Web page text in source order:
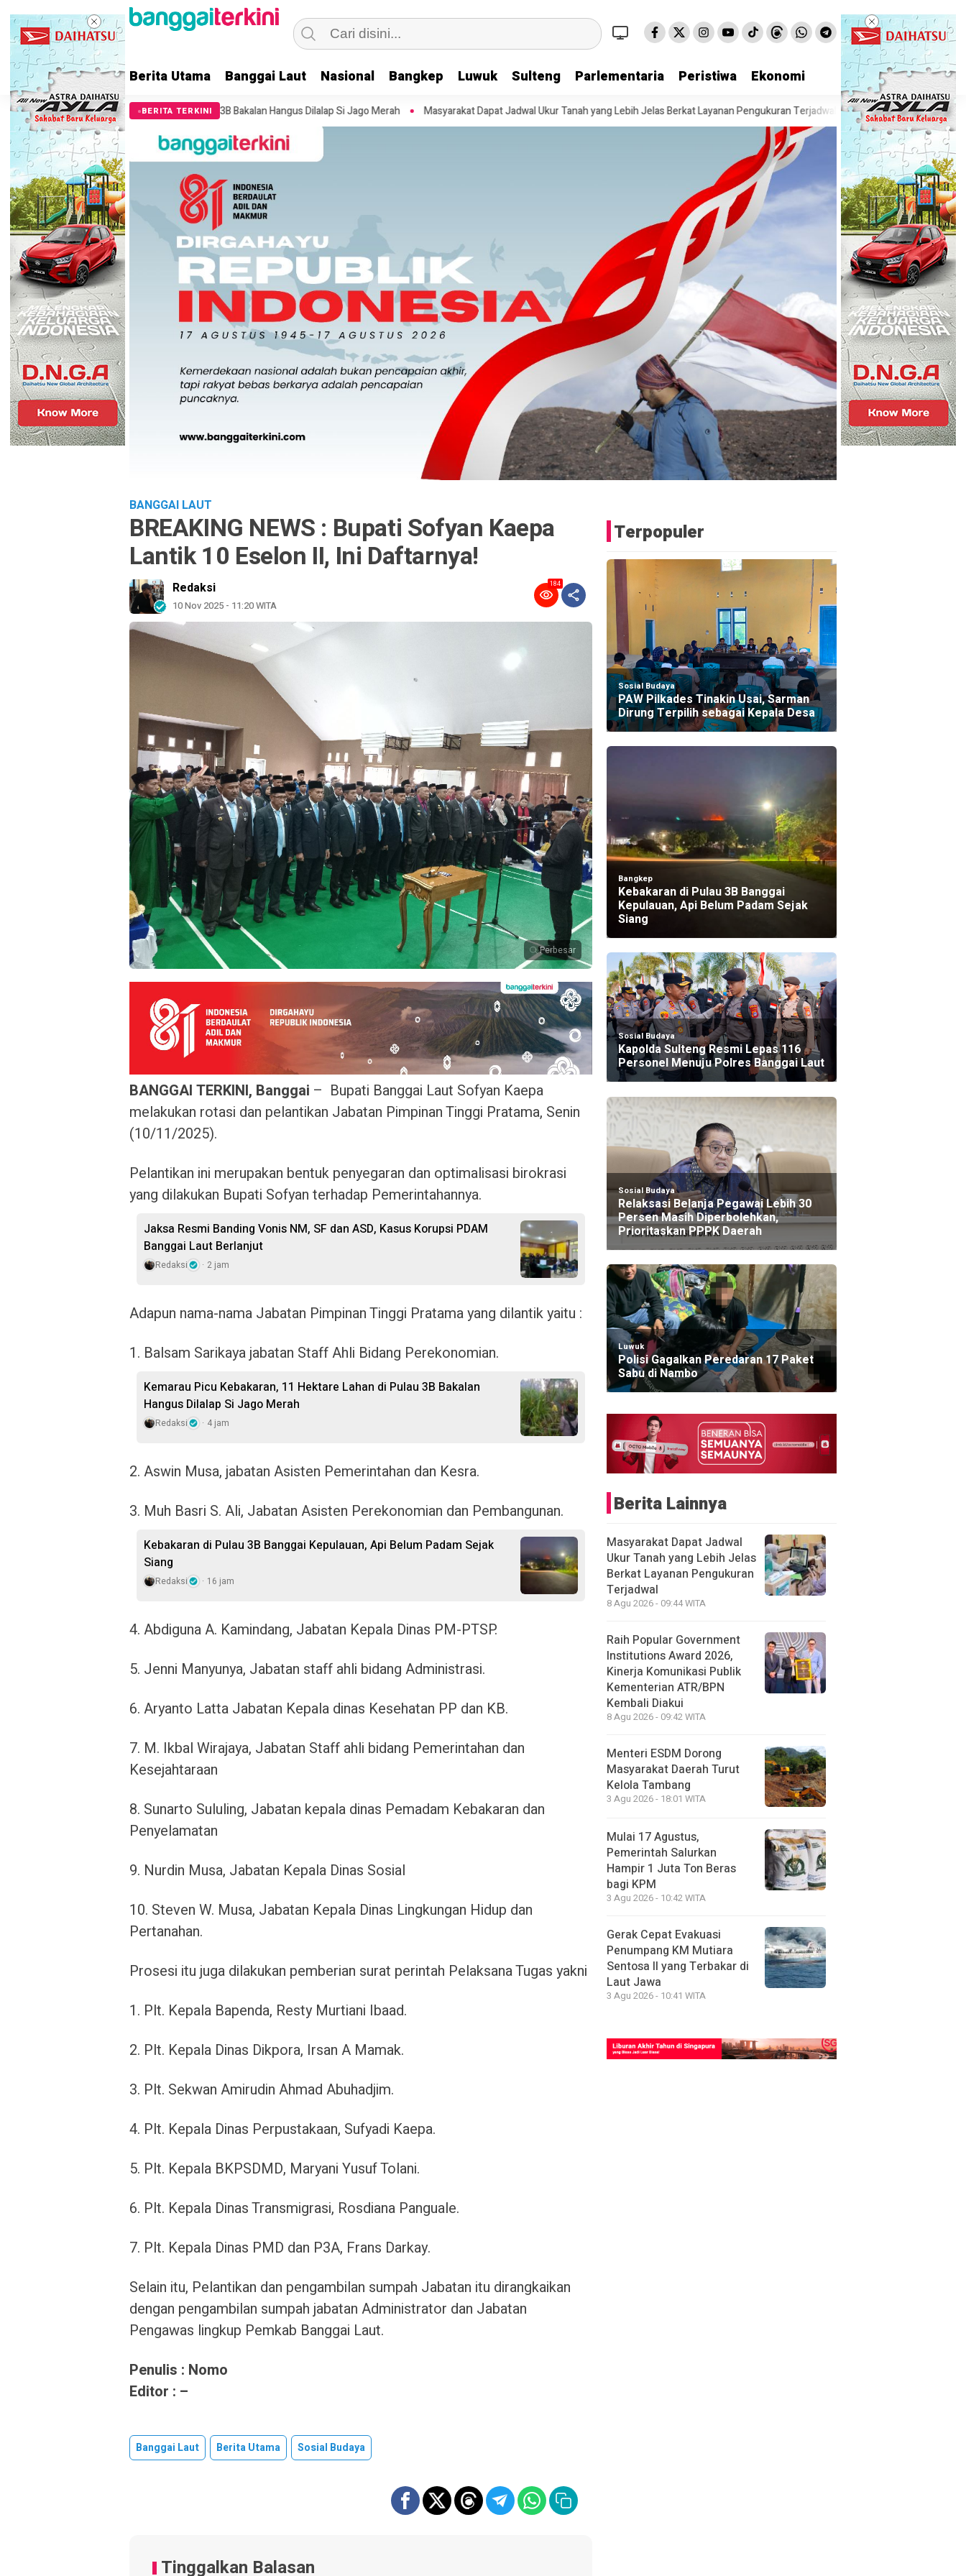
Berita Utama Banggai Laut Nasional Bangkep Luwuk Sulteng Parlementaria Peristiwa Ekonomi
BERITA TERKINI
di Pulau 3B Bakalan Hangus Dilalap Si Jago Merah Masyarakat Dapat Jadwal Ukur Tanah yang Lebih Jelas Berkat Layanan Pengukuran Terjadwal Raih Popular Government Institutions Award 2026,
BANGGAI LAUT
BREAKING NEWS : Bupati Sofyan Kaepa
Lantik 10 Eselon II, Ini Daftarnya!
Redaksi
10 Nov 2025 - 11:20 WITA
184
Perbesar
BANGGAI TERKINI, Banggai – Bupati Banggai Laut Sofyan Kaepa
melakukan rotasi dan pelantikan Jabatan Pimpinan Tinggi Pratama, Senin
(10/11/2025).
Pelantikan ini merupakan bentuk penyegaran dan optimalisasi birokrasi
yang dilakukan Bupati Sofyan terhadap Pemerintahannya.
Jaksa Resmi Banding Vonis NM, SF dan ASD, Kasus Korupsi PDAM
Banggai Laut Berlanjut
Redaksi 2 jam
Adapun nama-nama Jabatan Pimpinan Tinggi Pratama yang dilantik yaitu :
1. Balsam Sarikaya jabatan Staff Ahli Bidang Perekonomian.
Kemarau Picu Kebakaran, 11 Hektare Lahan di Pulau 3B Bakalan
Hangus Dilalap Si Jago Merah
Redaksi 4 jam
2. Aswin Musa, jabatan Asisten Pemerintahan dan Kesra.
3. Muh Basri S. Ali, Jabatan Asisten Perekonomian dan Pembangunan.
Kebakaran di Pulau 3B Banggai Kepulauan, Api Belum Padam Sejak
Siang
Redaksi 16 jam
4. Abdiguna A. Kamindang, Jabatan Kepala Dinas PM-PTSP.
5. Jenni Manyunya, Jabatan staff ahli bidang Administrasi.
6. Aryanto Latta Jabatan Kepala dinas Kesehatan PP dan KB.
7. M. Ikbal Wirajaya, Jabatan Staff ahli bidang Pemerintahan dan
Kesejahtaraan
8. Sunarto Sululing, Jabatan kepala dinas Pemadam Kebakaran dan
Penyelamatan
9. Nurdin Musa, Jabatan Kepala Dinas Sosial
10. Steven W. Musa, Jabatan Kepala Dinas Lingkungan Hidup dan
Pertanahan.
Prosesi itu juga dilakukan pemberian surat perintah Pelaksana Tugas yakni
1. Plt. Kepala Bapenda, Resty Murtiani Ibaad.
2. Plt. Kepala Dinas Dikpora, Irsan A Mamak.
3. Plt. Sekwan Amirudin Ahmad Abuhadjim.
4. Plt. Kepala Dinas Perpustakaan, Sufyadi Kaepa.
5. Plt. Kepala BKPSDMD, Maryani Yusuf Tolani.
6. Plt. Kepala Dinas Transmigrasi, Rosdiana Panguale.
7. Plt. Kepala Dinas PMD dan P3A, Frans Darkay.
Selain itu, Pelantikan dan pengambilan sumpah Jabatan itu dirangkaikan
dengan pengambilan sumpah jabatan Administrator dan Jabatan
Pengawas lingkup Pemkab Banggai Laut.
Penulis : Nomo
Editor : –
Banggai Laut Berita Utama Sosial Budaya
Tinggalkan Balasan
Terpopuler
Sosial Budaya
PAW Pilkades Tinakin Usai, Sarman
Dirung Terpilih sebagai Kepala Desa
Bangkep
Kebakaran di Pulau 3B Banggai
Kepulauan, Api Belum Padam Sejak
Siang
Sosial Budaya
Kapolda Sulteng Resmi Lepas 116
Personel Menuju Polres Banggai Laut
Sosial Budaya
Relaksasi Belanja Pegawai Lebih 30
Persen Masih Diperbolehkan,
Prioritaskan PPPK Daerah
Luwuk
Polisi Gagalkan Peredaran 17 Paket
Sabu di Nambo
Berita Lainnya
Masyarakat Dapat Jadwal
Ukur Tanah yang Lebih Jelas
Berkat Layanan Pengukuran
Terjadwal
8 Agu 2026 - 09:44 WITA
Raih Popular Government
Institutions Award 2026,
Kinerja Komunikasi Publik
Kementerian ATR/BPN
Kembali Diakui
8 Agu 2026 - 09:42 WITA
Menteri ESDM Dorong
Masyarakat Daerah Turut
Kelola Tambang
3 Agu 2026 - 18:01 WITA
Mulai 17 Agustus,
Pemerintah Salurkan
Hampir 1 Juta Ton Beras
bagi KPM
3 Agu 2026 - 10:42 WITA
Gerak Cepat Evakuasi
Penumpang KM Mutiara
Sentosa II yang Terbakar di
Laut Jawa
3 Agu 2026 - 10:41 WITA